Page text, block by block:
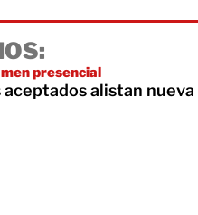
presencial
alistan nueva